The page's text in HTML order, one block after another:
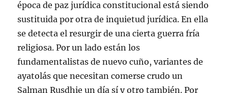
época de paz jurídica constitucional está siendo
sustituida por otra de inquietud jurídica. En ella
se detecta el resurgir de una cierta guerra fría
religiosa. Por un lado están los
fundamentalistas de nuevo cuño, variantes de
ayatolás que necesitan comerse crudo un
Salman Rusdhie un día sí y otro también. Por